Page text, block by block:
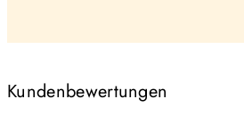
Kundenbewertungen